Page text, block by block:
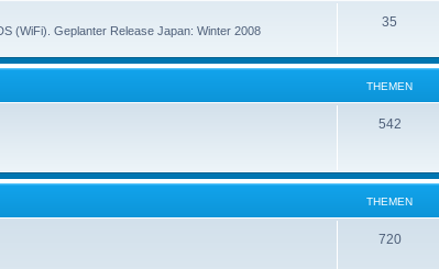
(WiFi). Geplanter Release Japan: Winter 2008
35
THEMEN
542
THEMEN
720